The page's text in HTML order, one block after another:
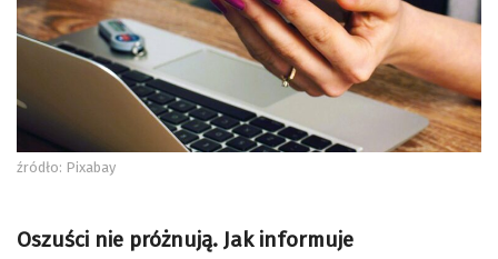
źródło: Pixabay
Oszuści nie próżnują. Jak informuje